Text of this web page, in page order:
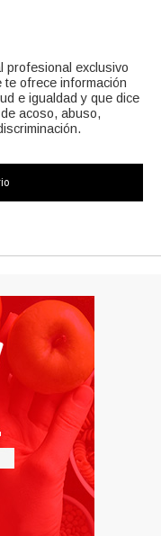
profesional exclusivo
te ofrece información
e igualdad y que dice
acoso, abuso,